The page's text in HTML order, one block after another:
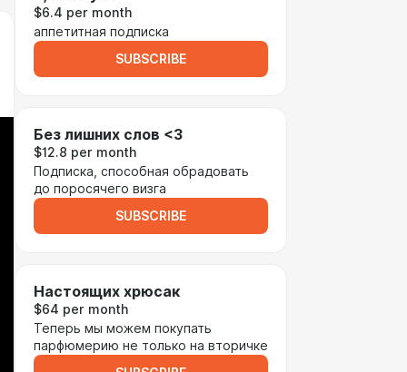
$6.4 per month
аппетитная подписка
SUBSCRIBE
Без лишних слов <3
$12.8 per month
Подписка, способная обрадовать
до поросячего визга
SUBSCRIBE
Настоящих хрюсак
$64 per month
Теперь мы можем покупать
парфюмерию не только на вторичке